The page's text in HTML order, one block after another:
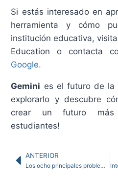
Si estás interesado en
herramienta y cómo
institución educativa,
Education o contacta
Google.
Gemini es el futuro de la
explorarlo y descubre
crear un futuro
estudiantes!
ANTERIOR
Los ocho principales problemas de un navegador desordenado